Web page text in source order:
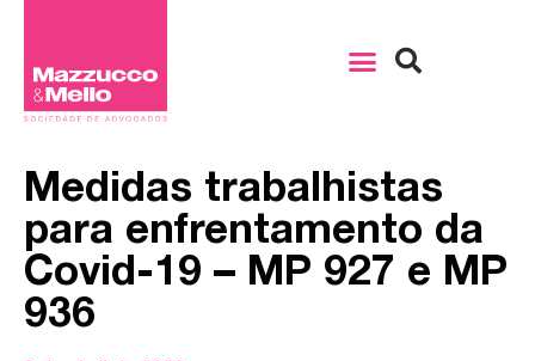
Medidas trabalhistas
para enfrentamento da
Covid-19 – MP 927 e MP
936